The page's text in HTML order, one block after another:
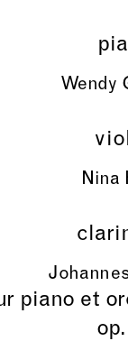
Wendy
Nina
piano et